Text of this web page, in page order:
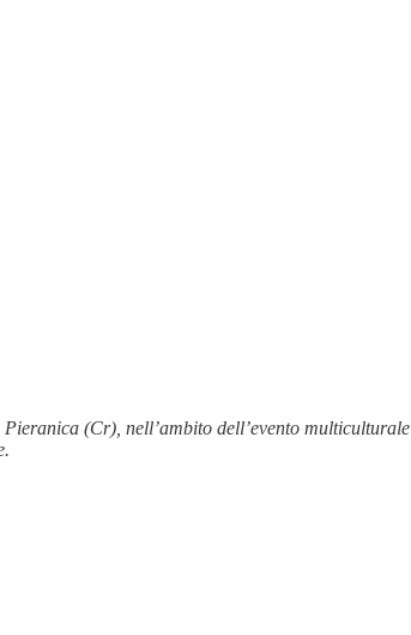
Pieranica (Cr), nell’ambito dell’evento multiculturale